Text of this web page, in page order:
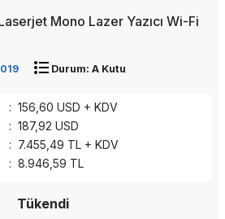
Mono Lazer Yazıcı Wi-Fi
Durum: A Kutu
: 156,60 USD + KDV
: 187,92 USD
: 7.455,49 TL + KDV
: 8.946,59 TL
Tükendi